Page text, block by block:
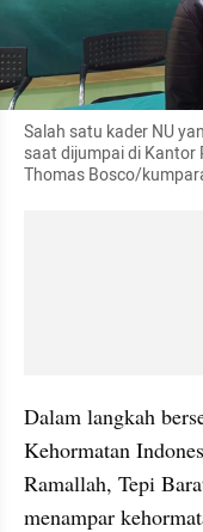
Salah satu kader NU
saat dijumpai di Kantor
Thomas Bosco/
Dalam langkah
Kehormatan
Ramallah, Tepi
menampar